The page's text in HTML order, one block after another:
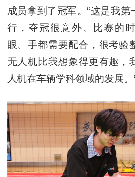
成员拿到了冠军。“这是我第
行，夺冠很意外。比赛的
眼、手都需要配合，很考验
无人机比我想象得更有趣，
人机在车辆学科领域的发展。